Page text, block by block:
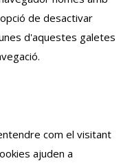
de desactivar
d'aquestes galetes
com el visitant
ajuden a